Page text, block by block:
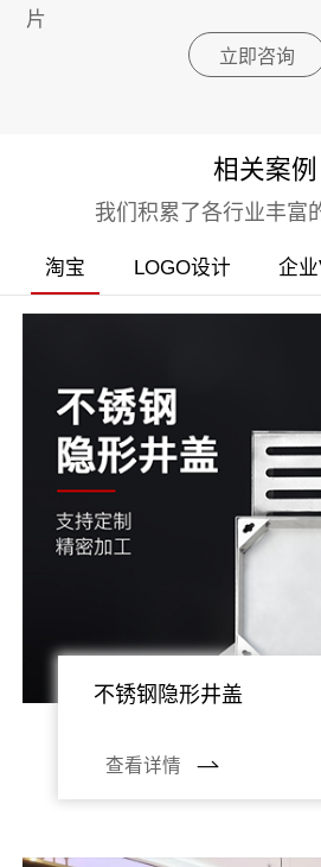
片
立即咨询
相关案例
我们积累了各行业丰富
淘宝 LOGO设计 企
不锈钢隐形井盖
查看详情